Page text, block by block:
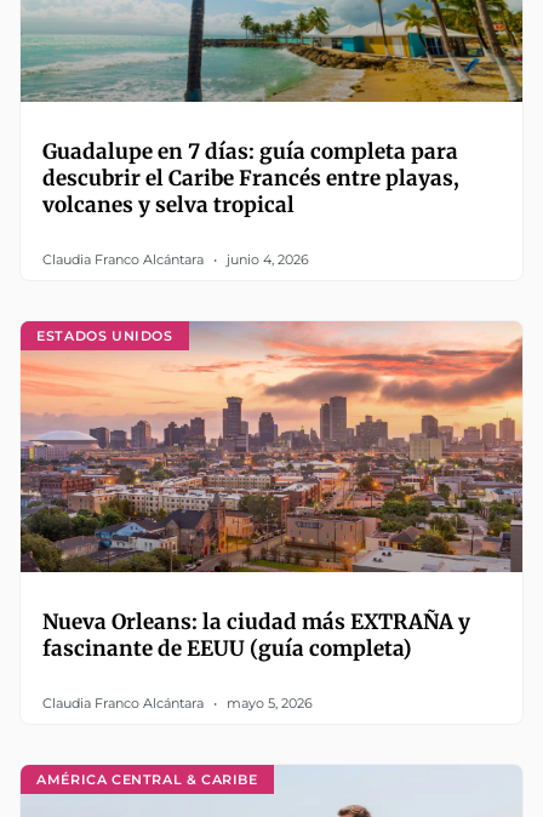
Guadalupe en 7 días: guía completa para
descubrir el Caribe Francés entre playas,
volcanes y selva tropical
Claudia Franco Alcántara junio 4, 2026
ESTADOS UNIDOS
Nueva Orleans: la ciudad más EXTRAÑA y
fascinante de EEUU (guía completa)
Claudia Franco Alcántara mayo 5, 2026
AMÉRICA CENTRAL & CARIBE